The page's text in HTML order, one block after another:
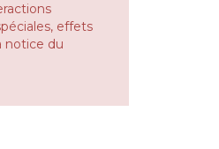
effets
notice du